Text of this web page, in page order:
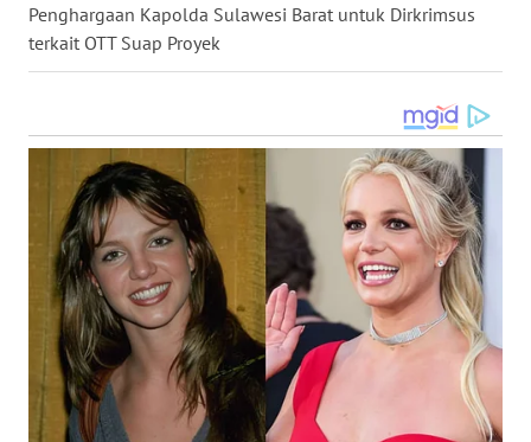
Penghargaan Kapolda Sulawesi Barat untuk Dirkrimsus
terkait OTT Suap Proyek
GORONTALO
WN
MALUKU
WN
MALUT
WN
DAIRI
WN